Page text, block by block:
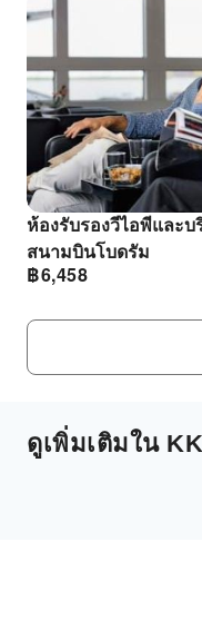
ห้องรับรองวีไอพีและบ
สนามบินโบดรัม
฿6,458
ดูเพิ่มเติมใน